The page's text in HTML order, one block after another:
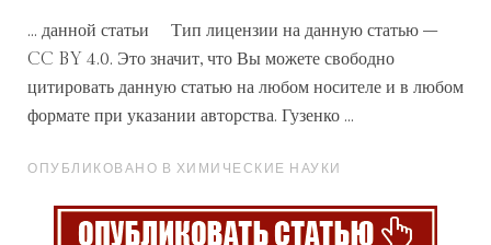
... данной статьи Тип лицензии на данную статью –
CC BY 4.0. Это значит, что Вы можете свободно
цитировать данную статью на любом носителе и в любом
формате при указании авторства. Гузенко ...
ОПУБЛИКОВАНО В ХИМИЧЕСКИЕ НАУКИ